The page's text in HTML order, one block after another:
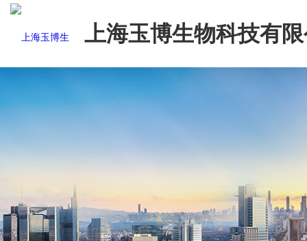
上海玉博生物科技有